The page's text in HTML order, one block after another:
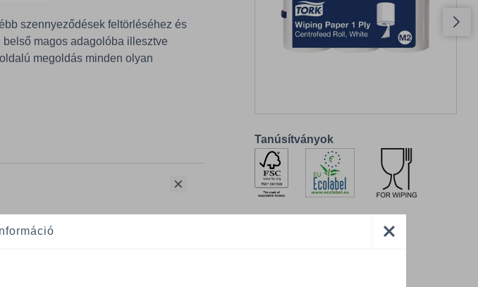
szennyeződések feltörléséhez és
magos adagolóba illesztve
megoldás minden olyan
Tekercs átmérője: 19 cm
Tanúsítványok